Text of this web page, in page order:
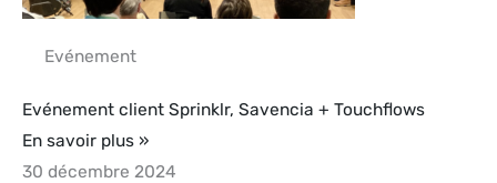
Evénement
Evénement client Sprinklr, Savencia + Touchflows
En savoir plus »
30 décembre 2024